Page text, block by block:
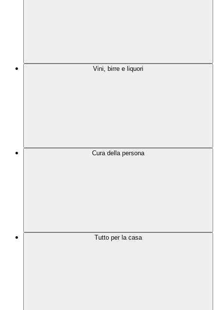
Vini, birre e liquori
Cura della persona
Tutto per la casa